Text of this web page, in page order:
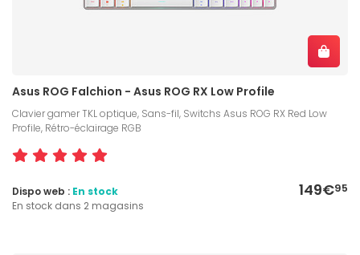
Asus ROG Falchion - Asus ROG RX Low Profile
Clavier gamer TKL optique, Sans-fil, Switchs Asus ROG RX Red Low
Profile, Rétro-éclairage RGB
149€95
Dispo web : En stock
En stock dans 2 magasins